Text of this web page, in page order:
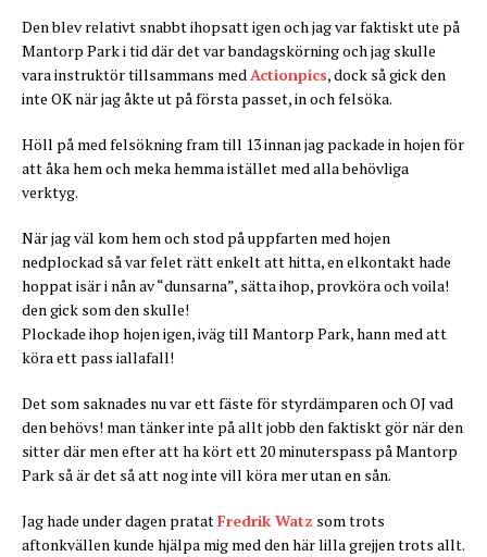
Den blev relativt snabbt ihopsatt igen och jag var faktiskt ute på
Mantorp Park i tid där det var bandagskörning och jag skulle
vara instruktör tillsammans medActionpics, dock så gick den
inte OK när jag åkte ut på första passet, in och felsöka.
Höll på med felsökning fram till 13 innan jag packade in hojen för
att åka hem och meka hemma istället med alla behövliga
verktyg.
När jag väl kom hem och stod på uppfarten med hojen
nedplockad så var felet rätt enkelt att hitta, en elkontakt hade
hoppat isär i nån av “dunsarna”, sätta ihop, provköra och voila!
den gick som den skulle!
Plockade ihop hojen igen, iväg till Mantorp Park, hann med att
köra ett pass iallafall!
Det som saknades nu var ett fäste för styrdämparen och OJ vad
den behövs! man tänker inte på allt jobb den faktiskt gör när den
sitter där men efter att ha kört ett 20 minuterspass på Mantorp
Park så är det så att nog inte vill köra mer utan en sån.
Jag hade under dagen pratatFredrik Watz som trots
aftonkvällen kunde hjälpa mig med den här lilla grejjen trots allt.